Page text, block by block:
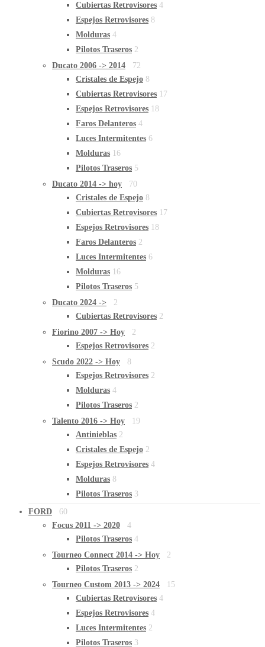
Cubiertas Retrovisores 4
Espejos Retrovisores 8
Molduras 4
Pilotos Traseros 2
Ducato 2006 -> 2014
72
Cristales de Espejo 8
Cubiertas Retrovisores 17
Espejos Retrovisores 18
Faros Delanteros 4
Luces Intermitentes 6
Molduras 16
Pilotos Traseros 5
Ducato 2014 -> hoy
70
Cristales de Espejo 8
Cubiertas Retrovisores 17
Espejos Retrovisores 18
Faros Delanteros 2
Luces Intermitentes 6
Molduras 16
Pilotos Traseros 5
Ducato 2024 ->
2
Cubiertas Retrovisores 2
Fiorino 2007 -> Hoy
2
Espejos Retrovisores 2
Scudo 2022 -> Hoy
8
Espejos Retrovisores 2
Molduras 4
Pilotos Traseros 2
Talento 2016 -> Hoy
19
Antinieblas 2
Cristales de Espejo 2
Espejos Retrovisores 4
Molduras 8
Pilotos Traseros 3
FORD
60
Focus 2011 -> 2020
4
Pilotos Traseros 4
Tourneo Connect 2014 -> Hoy
2
Pilotos Traseros 2
Tourneo Custom 2013 -> 2024
15
Cubiertas Retrovisores 4
Espejos Retrovisores 4
Luces Intermitentes 2
Pilotos Traseros 3